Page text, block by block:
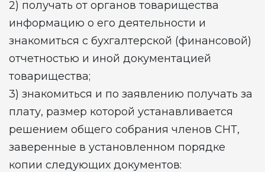
2) получать от органов товарищества
информацию о его деятельности и
знакомиться с бухгалтерской (финансовой)
отчетностью и иной документацией
товарищества;
3) знакомиться и по заявлению получать за
плату, размер которой устанавливается
решением общего собрания членов СНТ,
заверенные в установленном порядке
копии следующих документов: